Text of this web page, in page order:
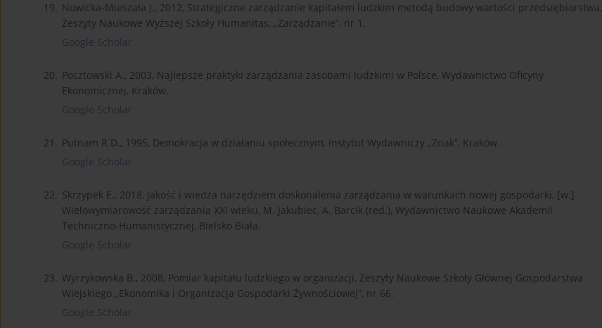
19. Nowicka-Mieszała J., 2012, Strategiczne zarządzanie kapitałem ludzkim metodą budowy wartości przedsiębiorstwa,
Zeszyty Naukowe Wyższej Szkoły Humanitas, „Zarządzanie”, nr 1.
Google Scholar
20. Pocztowski A., 2003, Najlepsze praktyki zarządzania zasobami ludzkimi w Polsce, Wydawnictwo Oficyny
Ekonomicznej, Kraków.
Google Scholar
21. Putnam R.D., 1995, Demokracja w działaniu społecznym, Instytut Wydawniczy „Znak”, Kraków.
Google Scholar
22. Skrzypek E., 2018, Jakość i wiedza narzędziem doskonalenia zarządzania w warunkach nowej gospodarki, [w:]
Wielowymiarowość zarządzania XXI wieku, M. Jakubiec, A. Barcik (red.), Wydawnictwo Naukowe Akademii
Techniczno-Humanistycznej, Bielsko Biała.
Google Scholar
23. Wyrzykowska B., 2008, Pomiar kapitału ludzkiego w organizacji, Zeszyty Naukowe Szkoły Głównej Gospodarstwa
Wiejskiego „Ekonomika i Organizacja Gospodarki Żywnościowej”, nr 66.
Google Scholar